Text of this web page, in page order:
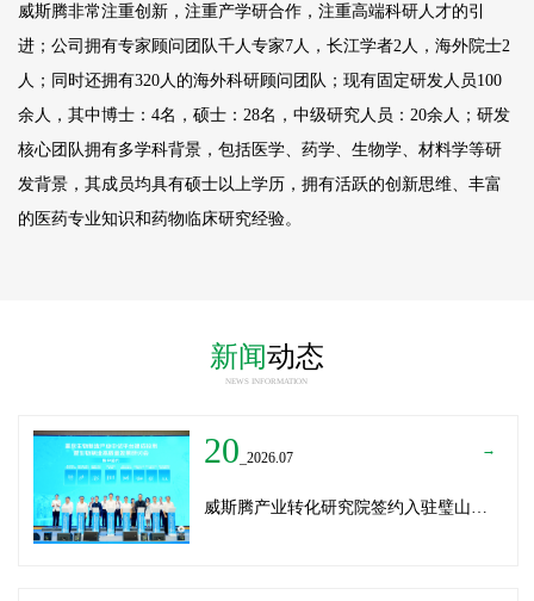
威斯腾非常注重创新，注重产学研合作，注重高端科研人才的引
进；公司拥有专家顾问团队千人专家7人，长江学者2人，海外院士2
人；同时还拥有320人的海外科研顾问团队；现有固定研发人员100
余人，其中博士：4名，硕士：28名，中级研究人员：20余人；研发
核心团队拥有多学科背景，包括医学、药学、生物学、材料学等研
发背景，其成员均具有硕士以上学历，拥有活跃的创新思维、丰富
的医药专业知识和药物临床研究经验。
新闻动态
NEWS INFORMATION
20 _2026.07 →